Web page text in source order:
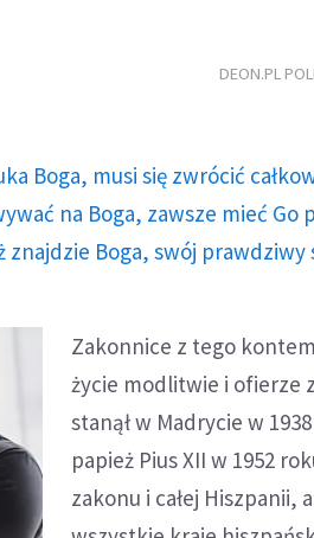
DEON.PL
Boga, musi się zwrócić
na Boga, zawsze mieć
znajdzie Boga, swój prawdziwy
Zakonnice z tego
życie modlitwie i ofierze
stanął w Madrycie w
papież Pius XII w 1952
zakonu i całej Hiszpanii,